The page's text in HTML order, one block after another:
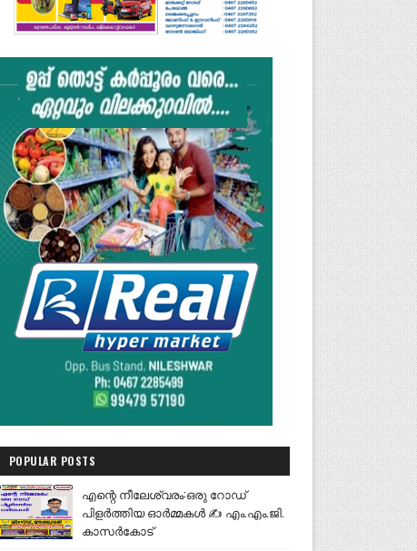
POPULAR POSTS
എന്റെ നീലേശ്വരം:ഒരു റോഡ്
പിളർത്തിയ ഓർമ്മകൾ ✍️ എം.എം.ജി.
കാസർകോട്